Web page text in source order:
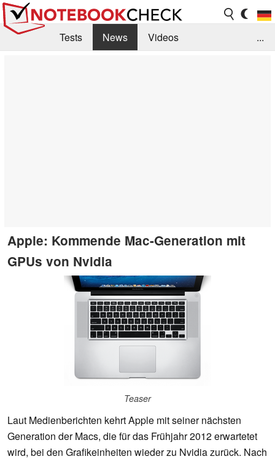
Tests News
Videos
...
Apple: Kommende Mac-Generation mit
GPUs von Nvidia
Teaser
Laut Medienberichten kehrt Apple mit seiner nächsten
Generation der Macs, die für das Frühjahr 2012 erwartetet
wird, bei den Grafikeinheiten wieder zu Nvidia zurück. Nach